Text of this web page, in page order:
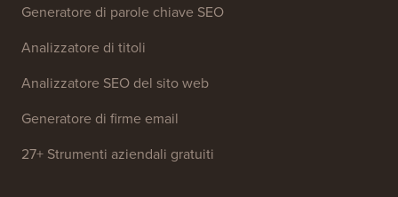
Generatore di parole chiave SEO
Analizzatore di titoli
Analizzatore SEO del sito web
Generatore di firme email
27+ Strumenti aziendali gratuiti